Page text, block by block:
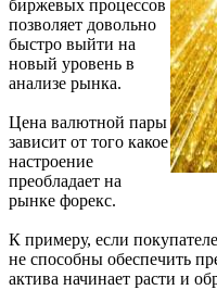
биржевых процессов
позволяет довольно
быстро выйти на
новый уровень в
анализе рынка.
Цена валютной пары
зависит от того какое
настроение
преобладает на
рынке форекс.
К примеру, если
не способны обеспечить
актива начинает расти и